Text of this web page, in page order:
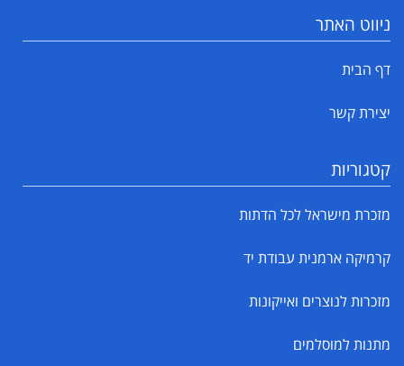
ניווט האתר
דף הבית
יצירת קשר
קטגוריות
מזכרת מישראל לכל הדתות
קרמיקה ארמנית עבודת יד
מזכרות לנוצרים ואייקונות
מתנות למוסלמים